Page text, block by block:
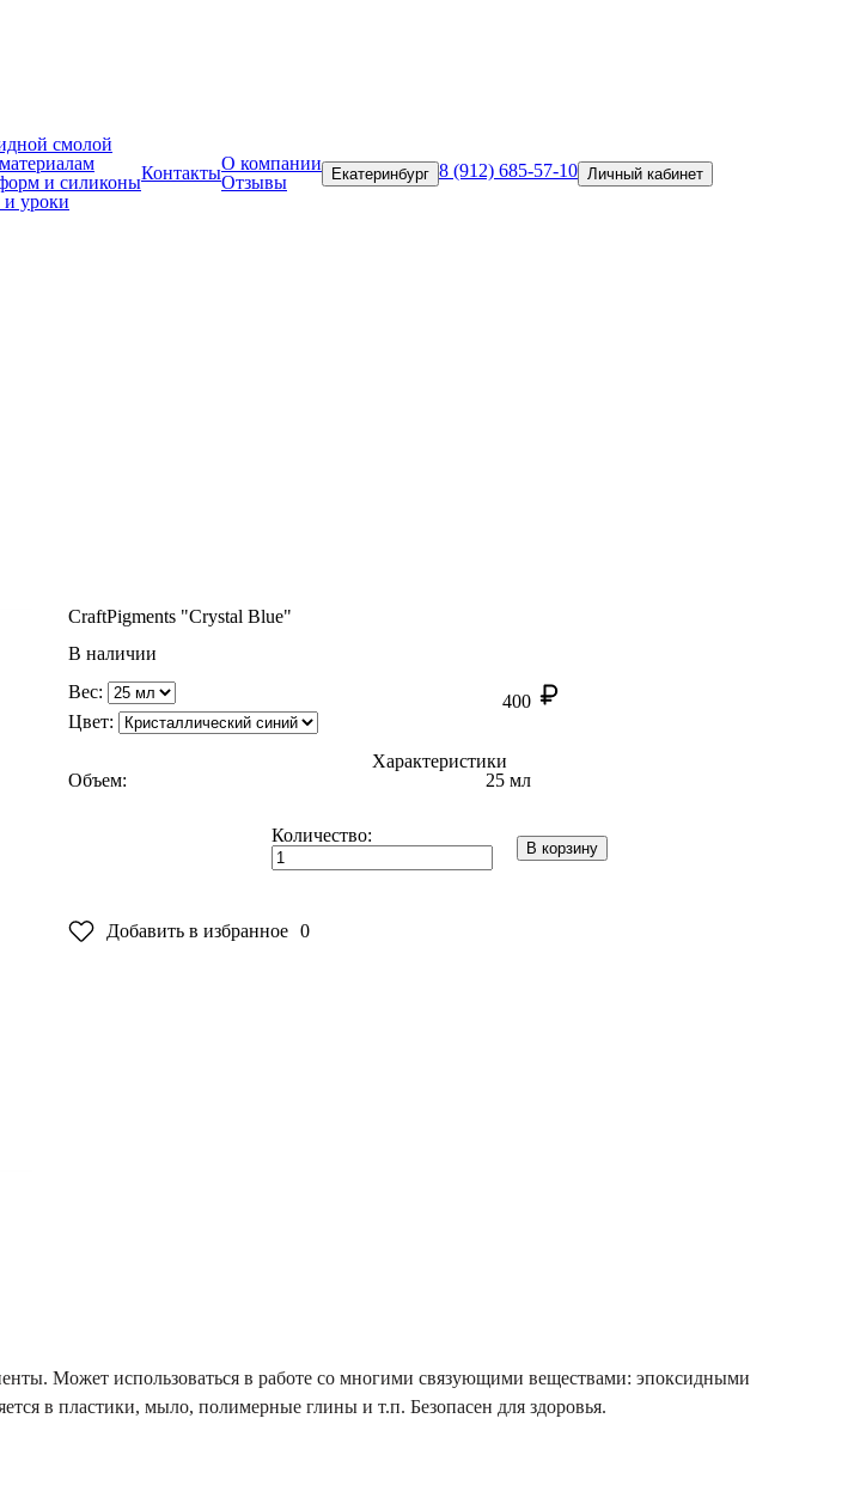
смолой
и силиконы
и уроки
КонтактыО компании
Отзывы
Екатеринбург 8 (912) 685-57-10 Личный кабинет
CraftPigments "Crystal Blue"
В наличии
Вес:
400
Цвет:
Характеристики
Объем:
25 мл
Количество:
В корзину
Добавить в избранное 0
Может использоваться в работе со многими связующими веществами: эпоксидными
в пластики, мыло, полимерные глины и т.п. Безопасен для здоровья.